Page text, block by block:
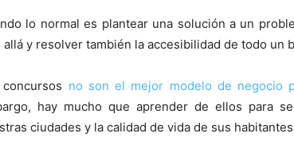
lo normal es plantear una solución a un
allá y resolver también la accesibilidad de todo un
no son el mejor modelo de negocio
hay mucho que aprender de ellos para
ciudades y la calidad de vida de sus